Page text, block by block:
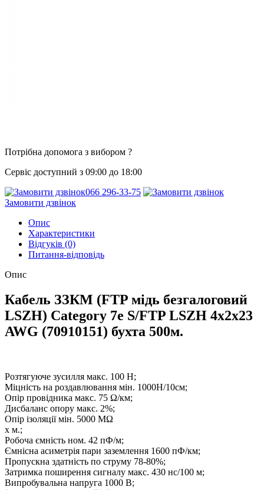
Потрібна допомога з вибором ?
Сервіс доступний з 09:00 до 18:00
066 296-33-75
Замовити дзвінок
Опис
Характеристики
Відгуків (0)
Питання-відповідь
Опис
Кабель ЗЗКМ (FTP мідь безгалоговий
LSZH) Category 7e S/FTP LSZH 4х2х23
AWG (70910151) бухта 500м.
Розтягуюче зусилля макс. 100 Н;
Міцність на роздавлювання мін. 1000Н/10см;
Опір провідника макс. 75 Ω/км;
Дисбаланс опору макс. 2%;
Опір ізоляції мін. 5000 MΩ
х м.;
Робоча ємність ном. 42 пФ/м;
Ємнісна асиметрія пари заземлення 1600 пФ/км;
Пропускна здатність по струму 78-80%;
Затримка поширення сигналу макс. 430 нс/100 м;
Випробувальна напруга 1000 В;